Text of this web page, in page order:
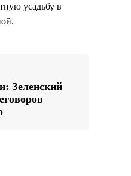
усадьбу в
Зеленский